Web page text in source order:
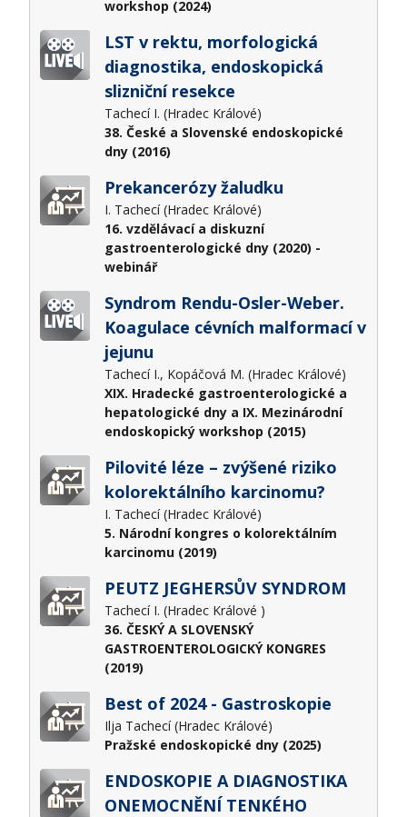
workshop (2024)
LST v rektu, morfologická
diagnostika, endoskopická
slizniční resekce
Tachecí I. (Hradec Králové)
38. České a Slovenské endoskopické
dny (2016)
Prekancerózy žaludku
I. Tachecí (Hradec Králové)
16. vzdělávací a diskuzní
gastroenterologické dny (2020) -
webinář
Syndrom Rendu-Osler-Weber.
Koagulace cévních malformací v
jejunu
Tachecí I., Kopáčová M. (Hradec Králové)
XIX. Hradecké gastroenterologické a
hepatologické dny a IX. Mezinárodní
endoskopický workshop (2015)
Pilovité léze – zvýšené riziko
kolorektálního karcinomu?
I. Tachecí (Hradec Králové)
5. Národní kongres o kolorektálním
karcinomu (2019)
PEUTZ JEGHERSŮV SYNDROM
Tachecí I. (Hradec Králové )
36. ČESKÝ A SLOVENSKÝ
GASTROENTEROLOGICKÝ KONGRES
(2019)
Best of 2024 - Gastroskopie
Ilja Tachecí (Hradec Králové)
Pražské endoskopické dny (2025)
ENDOSKOPIE A DIAGNOSTIKA
ONEMOCNĚNÍ TENKÉHO